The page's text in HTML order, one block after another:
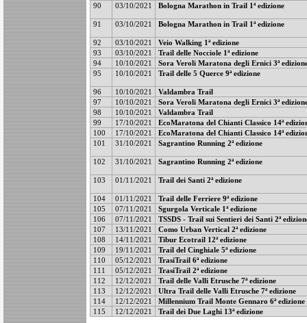
90 03/10/2021 Bologna Marathon in Trail 1ª edizione
91 03/10/2021 Bologna Marathon in Trail 1ª edizione
92 03/10/2021
Veio Walking 1ª edizione
93
03/10/2021
Trail delle Nocciole 1ª edizione
94
10/10/2021
Sora Veroli Maratona degli Ernici 3ª
95
10/10/2021 Trail delle 5 Querce 9ª edizione
96 10/10/2021
Valdambra Trail
97
10/10/2021
Sora Veroli Maratona degli Ernici 3ª
98
10/10/2021
Valdambra Trail
99
17/10/2021
EcoMaratona del Chianti Classico 14ª
100
17/10/2021
EcoMaratona del Chianti Classico 14ª
101
31/10/2021 Sagrantino Running 2ª edizione
102 31/10/2021 Sagrantino Running 2ª edizione
103 01/11/2021 Trail dei Santi 2ª edizione
104 01/11/2021
Trail delle Ferriere 9ª edizione
105
07/11/2021
Sgurgola Verticale 1ª edizione
106
07/11/2021
TSSDS - Trail sui Sentieri dei Santi 2ª
107
13/11/2021
Como Urban Vertical 2ª edizione
108
14/11/2021
Tibur Ecotrail 12ª edizione
109
19/11/2021
Trail del Cinghiale 5ª edizione
110
05/12/2021
TrasiTrail 6ª edizione
111
05/12/2021
TrasiTrail 2ª edizione
112
12/12/2021
Trail delle Valli Etrusche 7ª edizione
113
12/12/2021
Ultra Trail delle Valli Etrusche 7ª edizione
114
12/12/2021
Millennium Trail Monte Gennaro 6ª edizione
115
12/12/2021 Trail dei Due Laghi 13ª edizione